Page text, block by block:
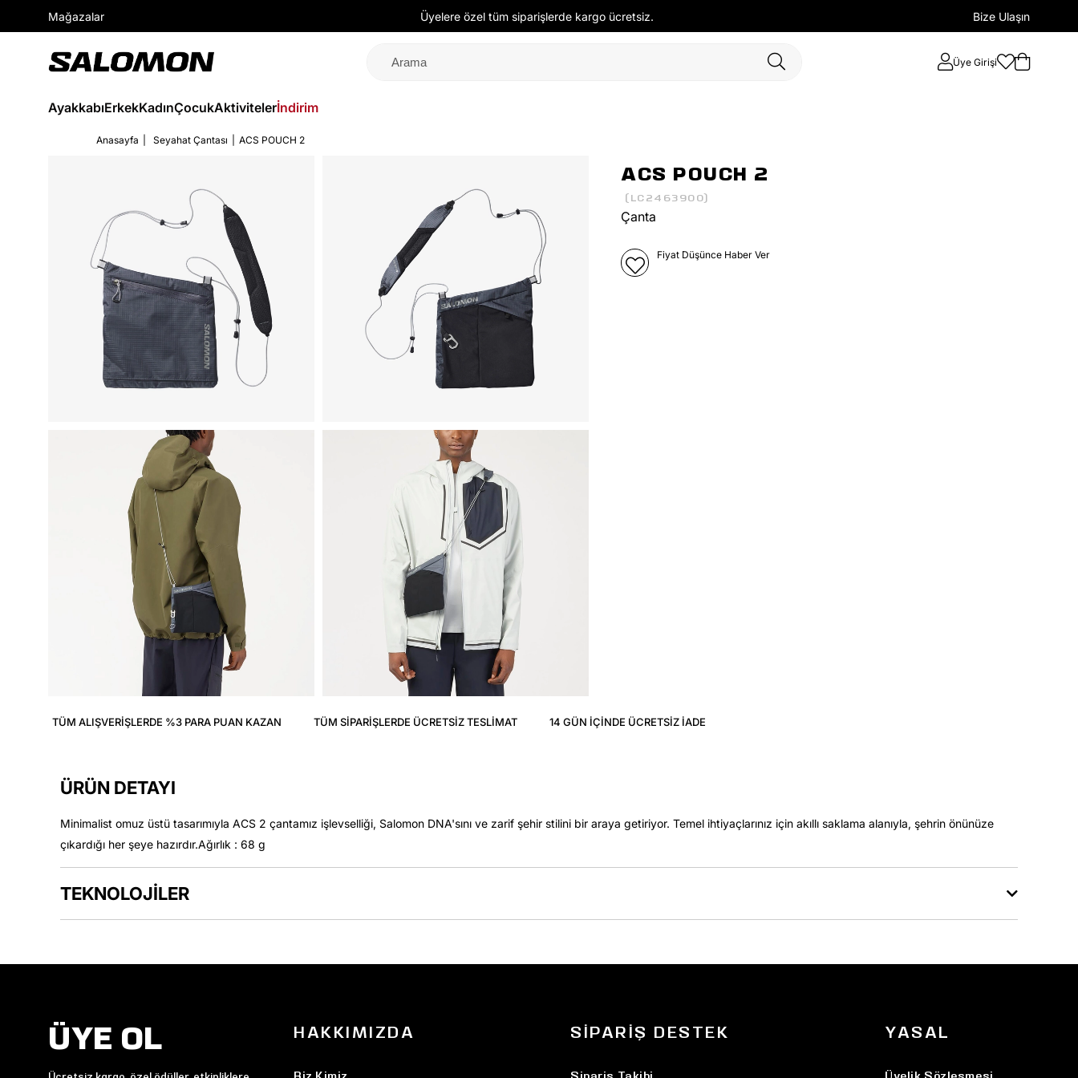
Mağazalar Üyelere özel tüm siparişlerde kargo ücretsiz. Bize Ulaşın
Üye Girişi
AyakkabıErkekKadınÇocukAktivitelerİndirim
Anasayfa Seyahat Çantası ACS POUCH 2
ACS POUCH 2
(LC2463900)
Çanta
Fiyat Düşünce Haber Ver
TÜM ALIŞVERIŞLERDE %3 PARA PUAN KAZAN TÜM SIPARIŞLERDE ÜCRETSIZ TESLIMAT 14 GÜN IÇINDE ÜCRETSIZ IADE
ÜRÜN DETAYI
Minimalist omuz üstü tasarımıyla ACS 2 çantamız işlevselliği, Salomon DNA'sını ve zarif şehir stilini bir araya getiriyor. Temel ihtiyaçlarınız için akıllı saklama alanıyla, şehrin önünüze
çıkardığı her şeye hazırdır.Ağırlık : 68 g
TEKNOLOJİLER
ÜYE OL HAKKIMIZDA
Biz Kimiz
SIPARIŞ DESTEK
Sipariş Takibi
YASAL
Üyelik Sözleşmesi